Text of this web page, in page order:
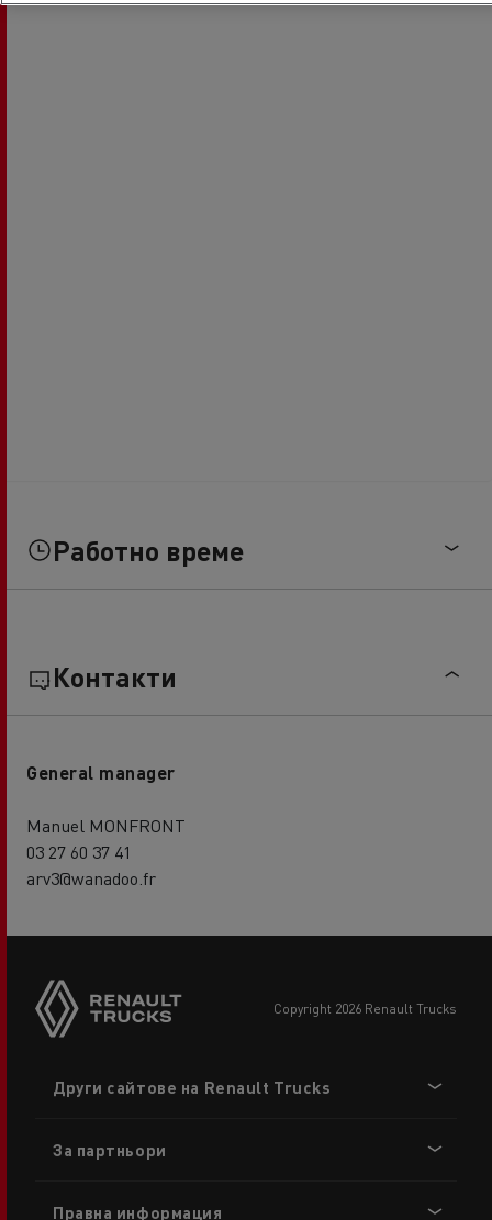
Работно време
Контакти
General manager
Manuel MONFRONT
03 27 60 37 41
arv3@wanadoo.fr
copyright 2026 Renault Trucks
menu
Други сайтове на Renault Trucks
За партньори
Правна информация